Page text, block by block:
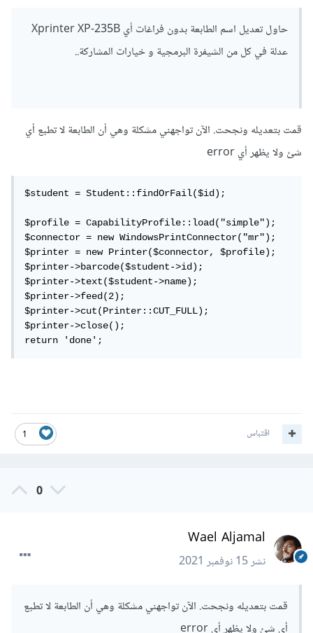
حاول تعديل اسم الطابعة بدون فراغات أي Xprinter XP-235B
عدلة في كل من الشيفرة البرمجية و خيارات المشاركة..
قمت بتعديله ونجحت. الآن تواجهني مشكلة وهي أن الطابعة لا تطبع أي
شئ ولا يظهر أي error
$student = Student::findOrFail($id);
$profile = CapabilityProfile::load("simple");
$connector = new WindowsPrintConnector("mr");
$printer = new Printer($connector, $profile);
$printer->barcode($student->id);
$printer->text($student->name);
$printer->feed(2);
$printer->cut(Printer::CUT_FULL);
$printer->close();
return 'done';
1 اقتباس
0
Wael Aljamal
نشر15 نوفمبر 2021
قمت بتعديله ونجحت. الآن تواجهني مشكلة وهي أن الطابعة لا تطبع